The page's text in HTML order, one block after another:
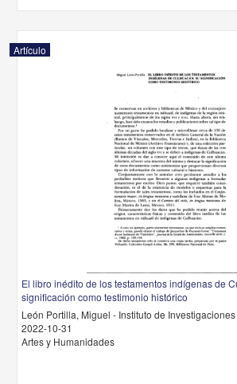
Artículo
El libro inédito de los testamentos indígenas de
significación como testimonio histórico
León Portilla, Miguel - Instituto de
2022-10-31
Artes y Humanidades